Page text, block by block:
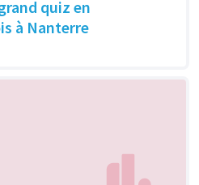
quiz en
à Nanterre